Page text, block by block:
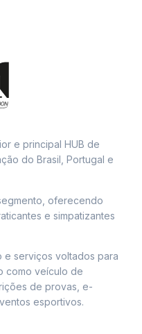
e principal HUB de
do Brasil, Portugal e
oferecendo
e simpatizantes
e serviços voltados para
como veículo de
de provas, e-
esportivos.